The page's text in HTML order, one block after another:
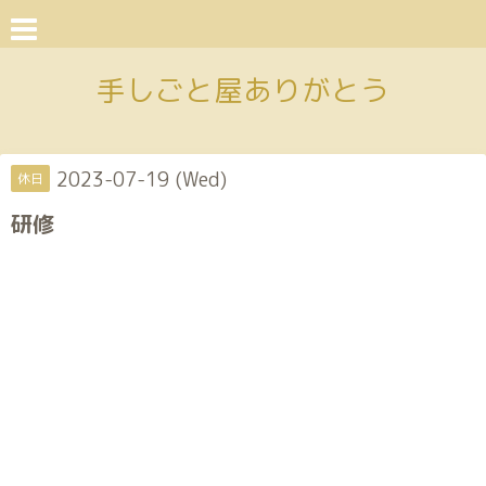
手しごと屋ありがとう
休日 2023-07-19 (Wed)
研修